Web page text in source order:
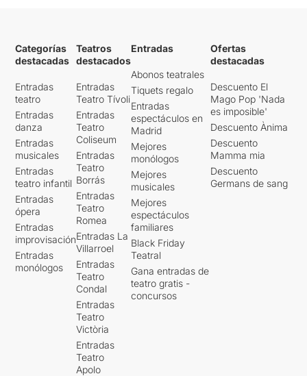
Categorías
destacadas
Entradas
teatro
Entradas
danza
Entradas
musicales
Entradas
teatro infantil
Entradas
ópera
Entradas
improvisación
Entradas
monólogos
Teatros
destacados
Entradas
Teatro Tívoli
Entradas
Teatro
Coliseum
Entradas
Teatro
Borrás
Entradas
Teatro
Romea
Entradas La
Villarroel
Entradas
Teatro
Condal
Entradas
Teatro
Victòria
Entradas
Teatro
Apolo
Entradas
Abonos teatrales
Tiquets regalo
Entradas
espectáculos en
Madrid
Mejores
monólogos
Mejores
musicales
Mejores
espectáculos
familiares
Black Friday
Teatral
Gana entradas de
teatro gratis -
concursos
Ofertas
destacadas
Descuento El
Mago Pop 'Nada
es imposible'
Descuento Ànima
Descuento
Mamma mia
Descuento
Germans de sang